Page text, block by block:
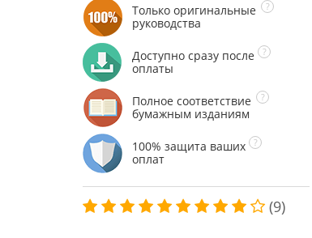
Только оригинальные
руководства
Доступно сразу после
оплаты
Полное соответствие
бумажным изданиям
100% защита ваших
оплат
(9)